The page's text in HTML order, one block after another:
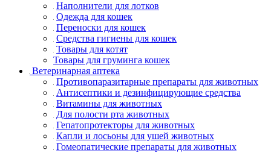
Наполнители для лотков
Одежда для кошек
Переноски для кошек
Средства гигиены для кошек
Товары для котят
Товары для груминга кошек
Ветеринарная аптека
Противопаразитарные препараты для животных
Антисептики и дезинфицирующие средства
Витамины для животных
Для полости рта животных
Гепатопротекторы для животных
Капли и лосьоны для ушей животных
Гомеопатические препараты для животных